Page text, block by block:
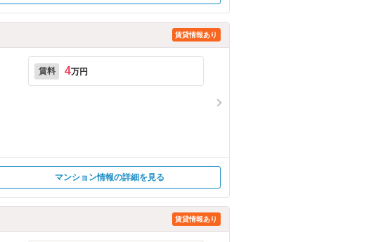
賃貸情報あり
賃料 4万円
マンション情報の詳細を見る
賃貸情報あり